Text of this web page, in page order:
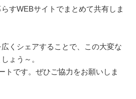
すWEBサイトでまとめて共有しま
くシェアすることで、この大変な
ょう～。
トです。ぜひご協力をお願いしま